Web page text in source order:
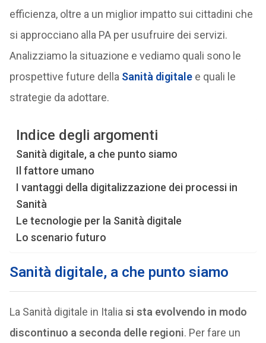
efficienza, oltre a un miglior impatto sui cittadini che
si approcciano alla PA per usufruire dei servizi.
Analizziamo la situazione e vediamo quali sono le
prospettive future della Sanità digitalee quali le
strategie da adottare.
Indice degli argomenti
Sanità digitale, a che punto siamo
Il fattore umano
I vantaggi della digitalizzazione dei processi in
Sanità
Le tecnologie per la Sanità digitale
Lo scenario futuro
Sanità digitale, a che punto siamo
La Sanità digitale in Italia si sta evolvendo in modo
discontinuo a seconda delle regioni. Per fare un